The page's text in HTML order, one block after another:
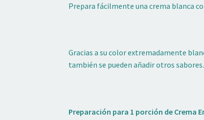
Prepara fácilmente una crema blanca
Gracias a su color extremadamente
también se pueden añadir otros sabores.
Preparación para 1 porción de Crema